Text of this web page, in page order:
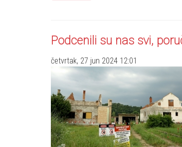
Podcenili su nas svi,
četvrtak, 27 jun 2024 12:01